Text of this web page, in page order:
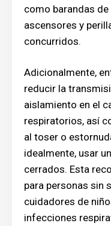
como barandas
ascensores y
concurridos.
Adicionalmente,
reducir la
aislamiento en el
respiratorios, así
al toser o
idealmente, usar
cerrados. Esta
para personas sin
cuidadores de
infecciones